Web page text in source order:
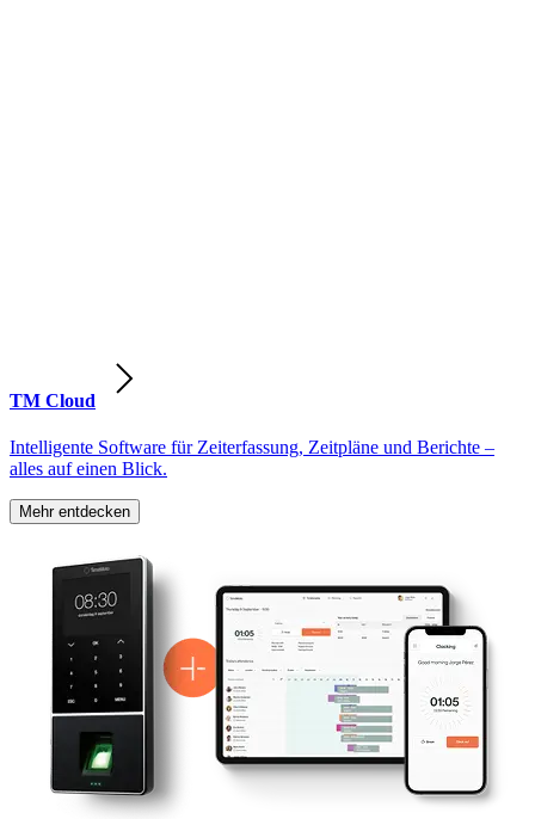
TM Cloud
Intelligente Software für Zeiterfassung, Zeitpläne und Berichte –
alles auf einen Blick.
Mehr entdecken